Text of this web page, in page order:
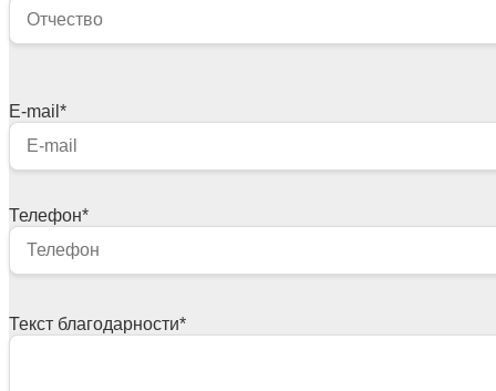
E-mail *
Телефон*
Текст благодарности*